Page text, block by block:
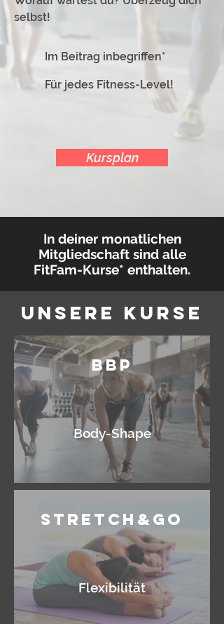
selbst!
Im Beitrag inbegriffen*
Für jedes Fitness-Level!
Kursplan
In deiner monatlichen
Mitgliedschaft sind alle
FitFam-Kurse* enthalten.
Unsere Kurse
BBP
Body-Shape
Stretch&Go
Flexibilität